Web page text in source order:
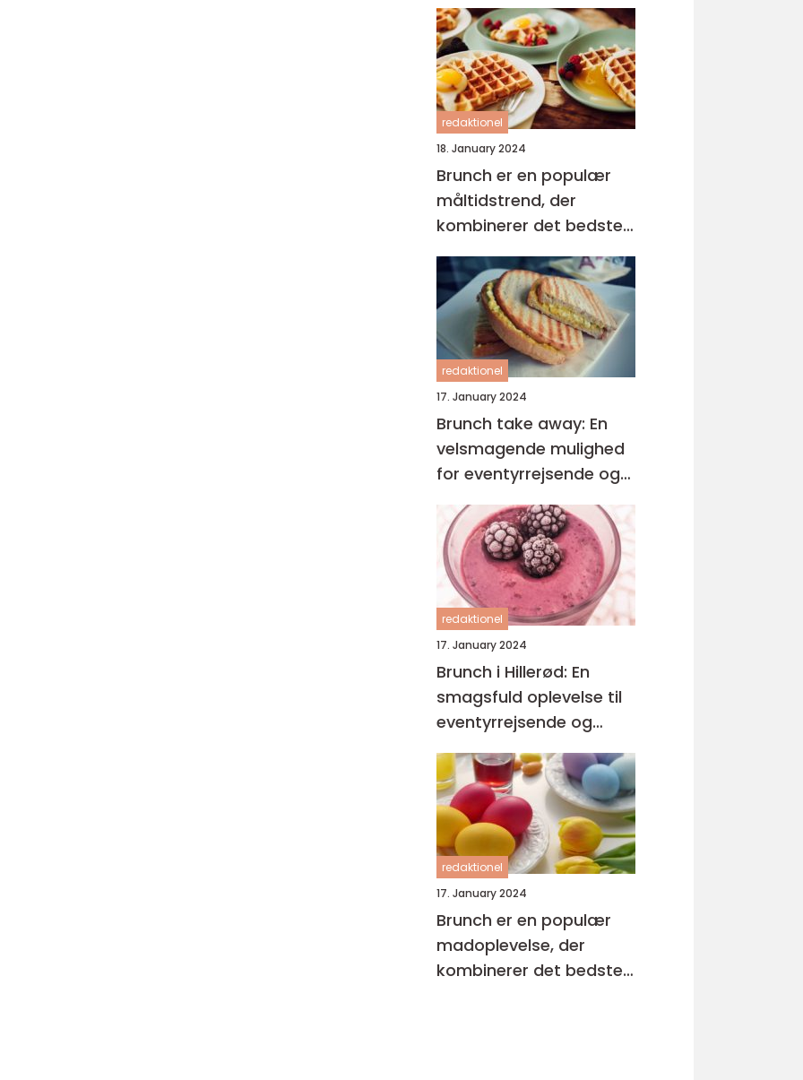
redaktionel
18. January 2024
Brunch er en populær
måltidstrend, der
kombinerer det bedste
fra morgenmad og
frokost
redaktionel
17. January 2024
Brunch take away: En
velsmagende mulighed
for eventyrrejsende og
backpackere
redaktionel
17. January 2024
Brunch i Hillerød: En
smagsfuld oplevelse til
eventyrrejsende og
backpackere
redaktionel
17. January 2024
Brunch er en populær
madoplevelse, der
kombinerer det bedste